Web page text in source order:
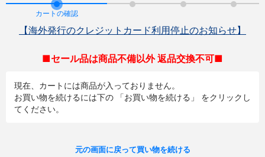
カートの確認
【海外発行のクレジットカード利用停止のお知らせ】
■セール品は商品不備以外 返品交換不可■
現在、カートには商品が入っておりません。
お買い物を続けるには下の 「お買い物を続ける」 をクリックし
てください。
元の画面に戻って買い物を続ける